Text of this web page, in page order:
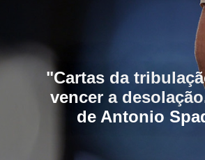
"Cartas da
vencer a
de Antonio